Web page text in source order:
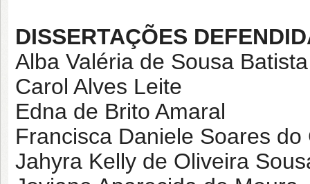
DISSERTAÇÕES
Alba Valéria de Sousa Batista
Carol Alves Leite
Edna de Brito Amaral
Francisca Daniele Soares do
Jahyra Kelly de Oliveira